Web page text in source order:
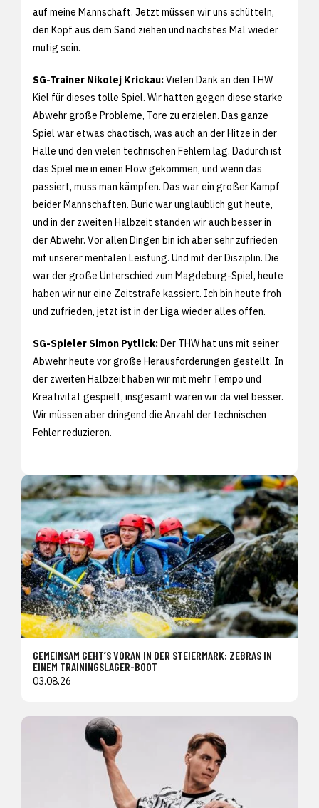
auf meine Mannschaft. Jetzt müssen wir uns schütteln,
den Kopf aus dem Sand ziehen und nächstes Mal wieder
mutig sein.
SG-Trainer Nikolej Krickau:Vielen Dank an den THW
Kiel für dieses tolle Spiel. Wir hatten gegen diese starke
Abwehr große Probleme, Tore zu erzielen. Das ganze
Spiel war etwas chaotisch, was auch an der Hitze in der
Halle und den vielen technischen Fehlern lag. Dadurch ist
das Spiel nie in einen Flow gekommen, und wenn das
passiert, muss man kämpfen. Das war ein großer Kampf
beider Mannschaften. Buric war unglaublich gut heute,
und in der zweiten Halbzeit standen wir auch besser in
der Abwehr. Vor allen Dingen bin ich aber sehr zufrieden
mit unserer mentalen Leistung. Und mit der Disziplin. Die
war der große Unterschied zum Magdeburg-Spiel, heute
haben wir nur eine Zeitstrafe kassiert. Ich bin heute froh
und zufrieden, jetzt ist in der Liga wieder alles offen.
SG-Spieler Simon Pytlick:Der THW hat uns mit seiner
Abwehr heute vor große Herausforderungen gestellt. In
der zweiten Halbzeit haben wir mit mehr Tempo und
Kreativität gespielt, insgesamt waren wir da viel besser.
Wir müssen aber dringend die Anzahl der technischen
Fehler reduzieren.
GEMEINSAM GEHT’S VORAN IN DER STEIERMARK: ZEBRAS IN
EINEM TRAININGSLAGER-BOOT
03.08.26